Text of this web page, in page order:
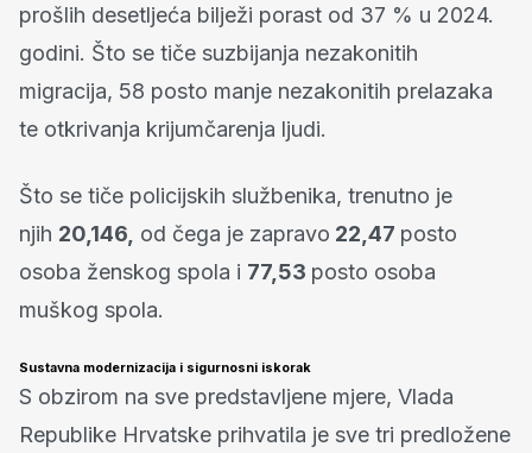
prošlih desetljeća bilježi porast od 37 % u 2024.
godini. Što se tiče suzbijanja nezakonitih
migracija, 58 posto manje nezakonitih prelazaka
te otkrivanja krijumčarenja ljudi.
Što se tiče policijskih službenika, trenutno je
njih 20,146, od čega je zapravo 22,47 posto
osoba ženskog spola i 77,53 posto osoba
muškog spola.
Sustavna modernizacija i sigurnosni iskorak
S obzirom na sve predstavljene mjere, Vlada
Republike Hrvatske prihvatila je sve tri predložene